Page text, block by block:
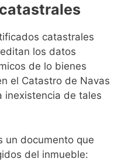
catastrales
los datos
de lo bienes
el Catastro de Navas
inexistencia de tales
un documento que
del inmueble: